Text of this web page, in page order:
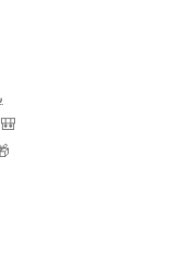
مقاوم وخفيف – مثالي للمدرسة والرحلات 🎒
هدية روعة